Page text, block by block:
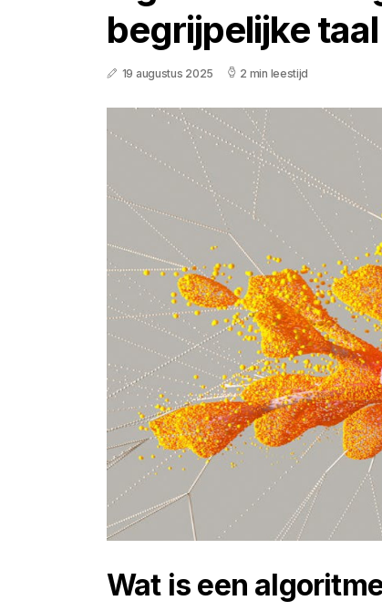
begrijpelijke taal
19 augustus 2025 2 min leestijd
Wat is een